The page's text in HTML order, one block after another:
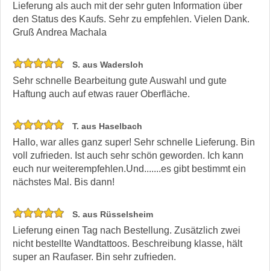
Lieferung als auch mit der sehr guten Information über
den Status des Kaufs. Sehr zu empfehlen. Vielen Dank.
Gruß Andrea Machala
S. aus Wadersloh
Sehr schnelle Bearbeitung gute Auswahl und gute
Haftung auch auf etwas rauer Oberfläche.
T. aus Haselbach
Hallo, war alles ganz super! Sehr schnelle Lieferung. Bin
voll zufrieden. Ist auch sehr schön geworden. Ich kann
euch nur weiterempfehlen.Und.......es gibt bestimmt ein
nächstes Mal. Bis dann!
S. aus Rüsselsheim
Lieferung einen Tag nach Bestellung. Zusätzlich zwei
nicht bestellte Wandtattoos. Beschreibung klasse, hält
super an Raufaser. Bin sehr zufrieden.